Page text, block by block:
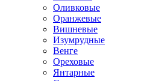
Оливковые
Оранжевые
Вишневые
Изумрудные
Венге
Ореховые
Янтарные